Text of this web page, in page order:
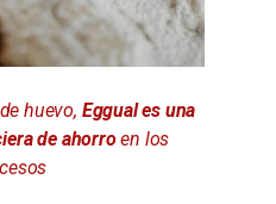
huevo, Eggual es una
de ahorroen los